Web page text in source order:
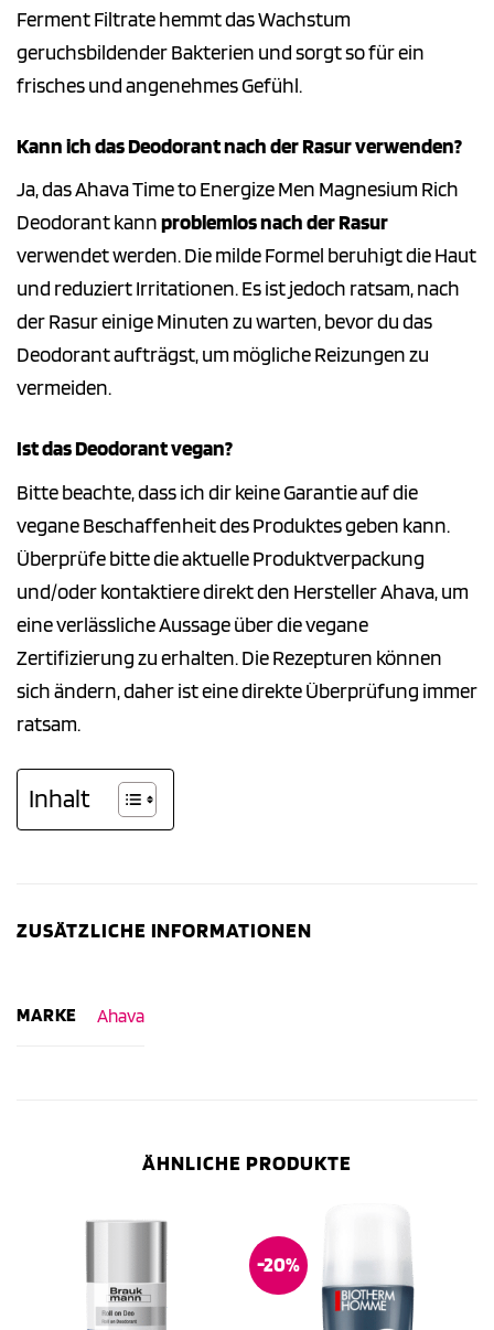
Ferment Filtrate hemmt das Wachstum
geruchsbildender Bakterien und sorgt so für ein
frisches und angenehmes Gefühl.
Kann ich das Deodorant nach der Rasur verwenden?
Ja, das Ahava Time to Energize Men Magnesium Rich
Deodorant kannproblemlos nach der Rasur
verwendet werden. Die milde Formel beruhigt die Haut
und reduziert Irritationen. Es ist jedoch ratsam, nach
der Rasur einige Minuten zu warten, bevor du das
Deodorant aufträgst, um mögliche Reizungen zu
vermeiden.
Ist das Deodorant vegan?
Bitte beachte, dass ich dir keine Garantie auf die
vegane Beschaffenheit des Produktes geben kann.
Überprüfe bitte die aktuelle Produktverpackung
und/oder kontaktiere direkt den Hersteller Ahava, um
eine verlässliche Aussage über die vegane
Zertifizierung zu erhalten. Die Rezepturen können
sich ändern, daher ist eine direkte Überprüfung immer
ratsam.
Inhalt
ZUSÄTZLICHE INFORMATIONEN
MARKE Ahava
ÄHNLICHE PRODUKTE
-20%